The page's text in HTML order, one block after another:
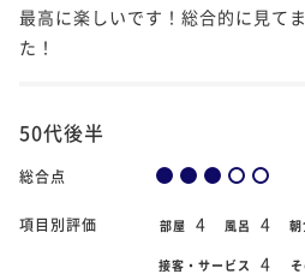
最高に楽しいです！総合的に見て
た！
50代後半
総合点
項目別評価 部屋 4 風呂 4 朝
接客・サービス 4